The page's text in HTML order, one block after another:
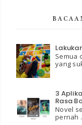
Semua
yang
3
Rasa
Novel
pernah